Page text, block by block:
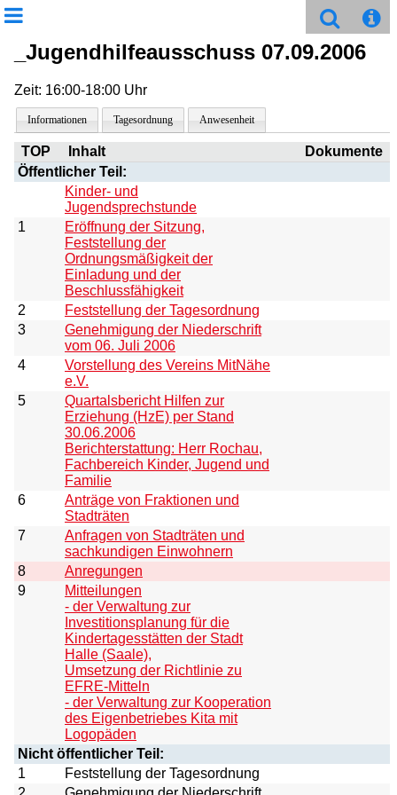
_Jugendhilfeausschuss 07.09.2006
Zeit: 16:00-18:00 Uhr
Informationen Tagesordnung Anwesenheit
TOP Inhalt
Dokumente
Öffentlicher Teil:
Kinder- und
Jugendsprechstunde
1
Eröffnung der Sitzung,
Feststellung der
Ordnungsmäßigkeit der
Einladung und der
Beschlussfähigkeit
2
Feststellung der Tagesordnung
3
Genehmigung der Niederschrift
vom 06. Juli 2006
4
Vorstellung des Vereins MitNähe
e.V.
5
Quartalsbericht Hilfen zur
Erziehung (HzE) per Stand
30.06.2006
Berichterstattung: Herr Rochau,
Fachbereich Kinder, Jugend und
Familie
6
Anträge von Fraktionen und
Stadträten
7
Anfragen von Stadträten und
sachkundigen Einwohnern
8
Anregungen
9
Mitteilungen
- der Verwaltung zur
Investitionsplanung für die
Kindertagesstätten der Stadt
Halle (Saale),
Umsetzung der Richtlinie zu
EFRE-Mitteln
- der Verwaltung zur Kooperation
des Eigenbetriebes Kita mit
Logopäden
Nicht öffentlicher Teil:
1
Feststellung der Tagesordnung